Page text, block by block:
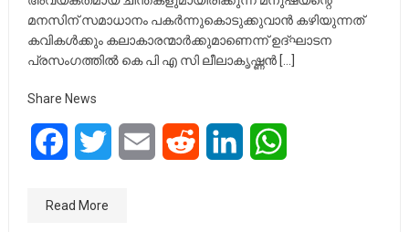
മനസിന്‌ സമാധാനം പകർന്നുകൊടുക്കുവാൻ കഴിയുന്നത്
കവികൾക്കും കലാകാരന്മാർക്കുമാണെന്ന് ഉദ്ഘാടന
പ്രസംഗത്തിൽ കെ പി എ സി ലീലാകൃഷ്ണൻ […]
Share News
FacebookTwitter Email Reddit LinkedIn
Read More